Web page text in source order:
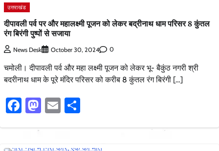
उत्तराखंड
दीपावली पर्व पर और महालक्ष्मी पूजन को लेकर बद्रीनाथ धाम परिसर 8 कुंतल
रंग बिरंगी पुष्पों से सजाया
News Desk October 30, 2024 0
चमोली। दीपावली पर्व और महा लक्ष्मी पूजन को लेकर भू- बैकुंठ नगरी श्री
बदरीनाथ धाम के पूरे मंदिर परिसर को करीब 8 कुंतल रंग बिरंगी […]
Facebook
Mastodon
Email